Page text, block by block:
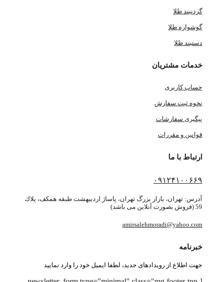
گردنبند طلا
گوشواره طلا
دستبند طلا
خدمات مشتریان
حساب کاربری
نحوه ثبت سفارش
پیگیری سفارشات
قوانین و مقررات
ارتباط با ما
۰۹۱۲۴۱۰۰۶۶۹
آدرس: تهران، بازار بزرگ تهران، پاساژ ارديبهشت طبقه همكف، پلاك
59 (فروش بصورت آنلاین می باشد)
amirsalehmoradi@yahoo.com
خبرنامه
جهت اطلاع از رویدادهای جدید، لطفا ایمیل خود را وارد نمایید